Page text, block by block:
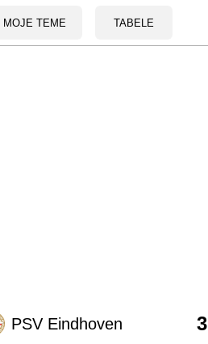
MOJE TEME TABELE
PSV Eindhoven 3